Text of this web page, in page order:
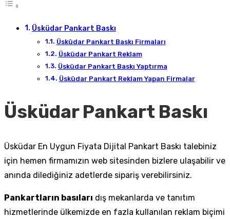
Üsküdar Pankart Baskı
Üsküdar Pankart Baskı Firmaları
Üsküdar Pankart Reklam
Üsküdar Pankart Baskı Yaptırma
Üsküdar Pankart Reklam Yapan Firmalar
Üsküdar Pankart Baskı
Üsküdar En Uygun Fiyata Dijital Pankart Baskı talebiniz
için hemen firmamızın web sitesinden bizlere ulaşabilir ve
anında dilediğiniz adetlerde sipariş verebilirsiniz.
Pankartların basıları dış mekanlarda ve tanıtım
hizmetlerinde ülkemizde en fazla kullanılan reklam biçimi